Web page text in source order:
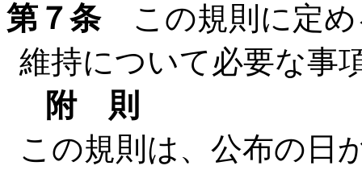
第７条この規則に定め
維持について必要な事
附 則
この規則は、公布の日